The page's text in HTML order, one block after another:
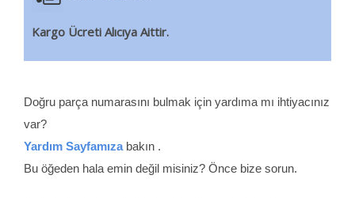
Kargo Ücreti Alıcıya Aittir.
Doğru parça numarasını bulmak için yardıma mı ihtiyacınız
var?
Yardım Sayfamızabakın .
Bu öğeden hala emin değil misiniz? Önce bize sorun.